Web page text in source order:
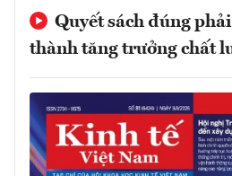
Quyết sách đúng
thành tăng trưởng chất